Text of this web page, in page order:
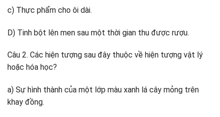
c) Thực phẩm cho ôi dài.
D) Tinh bột lên men sau một thời gian thu được rượu.
Câu 2. Các hiện tượng sau đây thuộc về hiện tượng vật lý
hoặc hóa học?
a) Sự hình thành của một lớp màu xanh lá cây mỏng trên
khay đồng.